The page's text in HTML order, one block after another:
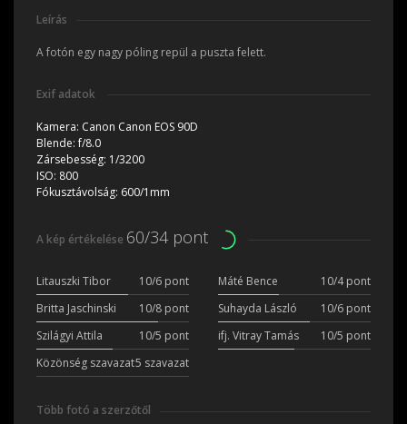
Leírás
A fotón egy nagy póling repül a puszta felett.
Exif adatok
Kamera: Canon Canon EOS 90D
Blende:f/8.0
Zársebesség: 1/3200
ISO: 800
Fókusztávolság: 600/1mm
A kép értékelése 60/34 pont
Litauszki Tibor 10/6 pont Máté Bence
10/4 pont
Britta Jaschinski
10/8 pont Suhayda László
10/6 pont
Szilágyi Attila
10/5 pont ifj. Vitray Tamás
10/5 pont
Közönség szavazat5 szavazat
Több fotó a szerzőtől